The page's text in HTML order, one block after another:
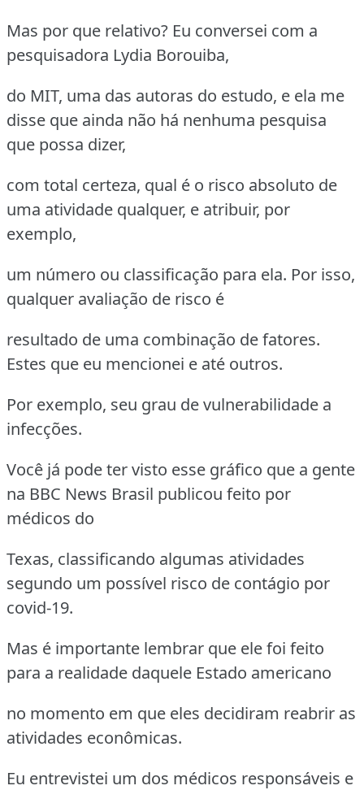
Mas por que relativo? Eu conversei com a
pesquisadora Lydia Borouiba,
do MIT, uma das autoras do estudo, e ela me
disse que ainda não há nenhuma pesquisa
que possa dizer,
com total certeza, qual é o risco absoluto de
uma atividade qualquer, e atribuir, por
exemplo,
um número ou classificação para ela. Por isso,
qualquer avaliação de risco é
resultado de uma combinação de fatores.
Estes que eu mencionei e até outros.
Por exemplo, seu grau de vulnerabilidade a
infecções.
Você já pode ter visto esse gráfico que a gente
na BBC News Brasil publicou feito por
médicos do
Texas, classificando algumas atividades
segundo um possível risco de contágio por
covid-19.
Mas é importante lembrar que ele foi feito
para a realidade daquele Estado americano
no momento em que eles decidiram reabrir as
atividades econômicas.
Eu entrevistei um dos médicos responsáveis e